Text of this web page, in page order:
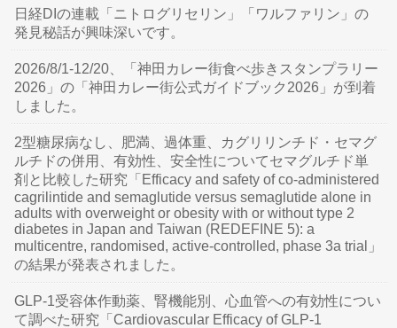
日経DIの連載「ニトログリセリン」「ワルファリン」の
発見秘話が興味深いです。
2026/8/1-12/20、「神田カレー街食べ歩きスタンプラリー
2026」の「神田カレー街公式ガイドブック2026」が到着
しました。
2型糖尿病なし、肥満、過体重、カグリリンチド・セマグ
ルチドの併用、有効性、安全性についてセマグルチド単
剤と比較した研究「Efficacy and safety of co-administered
cagrilintide and semaglutide versus semaglutide alone in
adults with overweight or obesity with or without type 2
diabetes in Japan and Taiwan (REDEFINE 5): a
multicentre, randomised, active-controlled, phase 3a trial」
の結果が発表されました。
GLP-1受容体作動薬、腎機能別、心血管への有効性につい
て調べた研究「Cardiovascular Efficacy of GLP-1